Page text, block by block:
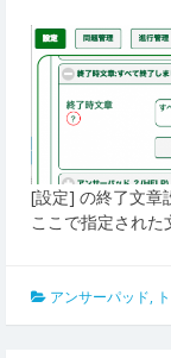
[設定] の終了文章
ここで指定された
アンサーパッド,